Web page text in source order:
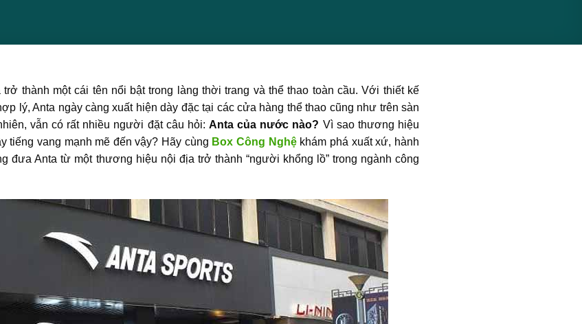
thành một cái tên nổi bật trong làng thời trang và thể thao toàn cầu. Với thiết kế
lý, Anta ngày càng xuất hiện dày đặc tại các cửa hàng thể thao cũng như trên sàn
vẫn có rất nhiều người đặt câu hỏi:Anta của nước nào? Vì sao thương hiệu
tiếng vang mạnh mẽ đến vậy? Hãy cùng Box Công Nghệkhám phá xuất xứ, hành
đưa Anta từ một thương hiệu nội địa trở thành “người khổng lồ” trong ngành công